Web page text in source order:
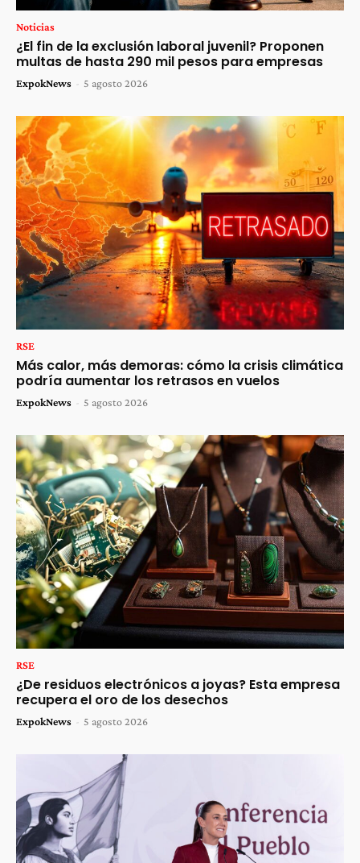
Noticias
¿El fin de la exclusión laboral juvenil? Proponen
multas de hasta 290 mil pesos para empresas
ExpokNews - 5 agosto 2026
RSE
Más calor, más demoras: cómo la crisis climática
podría aumentar los retrasos en vuelos
ExpokNews - 5 agosto 2026
RSE
¿De residuos electrónicos a joyas? Esta empresa
recupera el oro de los desechos
ExpokNews - 5 agosto 2026